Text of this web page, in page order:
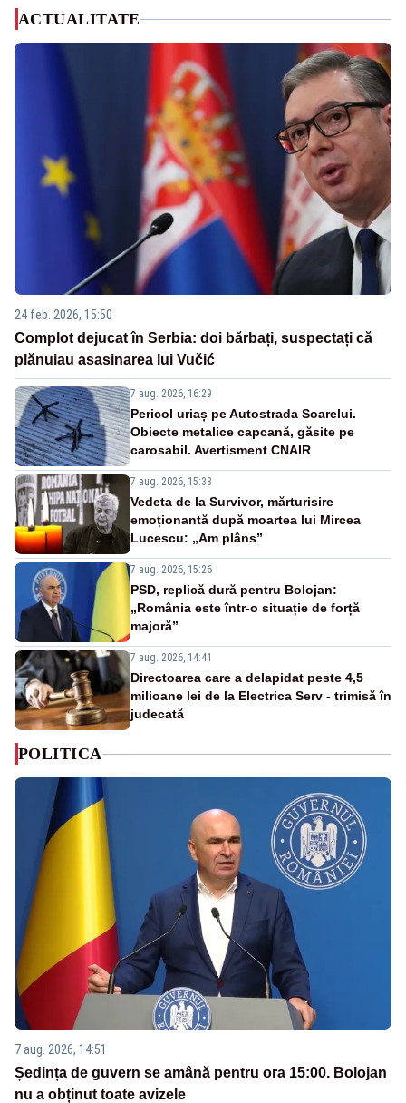
ACTUALITATE
24 feb. 2026, 15:50
Complot dejucat în Serbia: doi bărbați, suspectați că
plănuiau asasinarea lui Vučić
7 aug. 2026, 16:29
Pericol uriaș pe Autostrada Soarelui.
Obiecte metalice capcană, găsite pe
carosabil. Avertisment CNAIR
7 aug. 2026, 15:38
Vedeta de la Survivor, mărturisire
emoționantă după moartea lui Mircea
Lucescu: „Am plâns”
7 aug. 2026, 15:26
PSD, replică dură pentru Bolojan:
„România este într-o situație de forță
majoră”
7 aug. 2026, 14:41
Directoarea care a delapidat peste 4,5
milioane lei de la Electrica Serv - trimisă în
judecată
POLITICA
7 aug. 2026, 14:51
Ședința de guvern se amână pentru ora 15:00. Bolojan
nu a obținut toate avizele